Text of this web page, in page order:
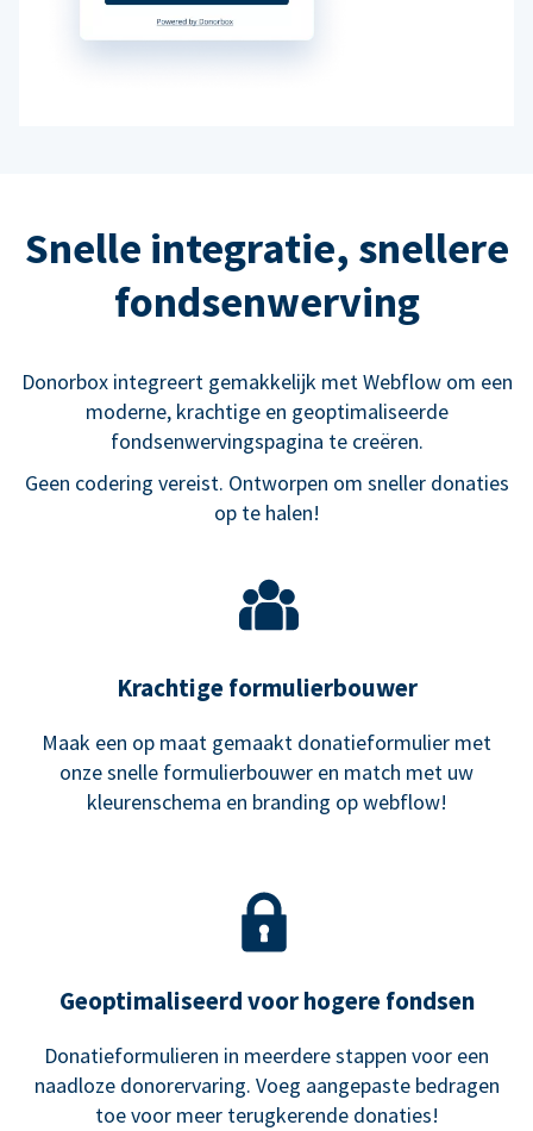
Snelle integratie, snellere
fondsenwerving
Donorbox integreert gemakkelijk met Webflow om een
moderne, krachtige en geoptimaliseerde
fondsenwervingspagina te creëren.
Geen codering vereist. Ontworpen om sneller donaties
op te halen!
Krachtige formulierbouwer
Maak een op maat gemaakt donatieformulier met
onze snelle formulierbouwer en match met uw
kleurenschema en branding op webflow!
Geoptimaliseerd voor hogere fondsen
Donatieformulieren in meerdere stappen voor een
naadloze donorervaring. Voeg aangepaste bedragen
toe voor meer terugkerende donaties!